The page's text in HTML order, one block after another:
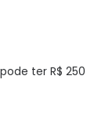
ter R$ 250